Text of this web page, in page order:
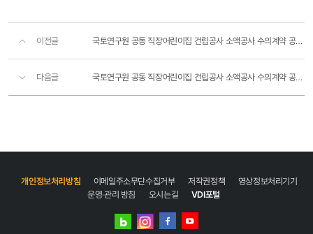
이전글 국토연구원 공동 직장어린이집 건립공사 소액공사 수의계약 공고〔전기〕
다음글 국토연구원 공동 직장어린이집 건립공사 소액공사 수의계약 공고〔소방〕
개인정보처리방침 이메일주소무단수집거부 저작권정책
영상정보처리기기
운영·관리 방침
오시는길 VDI포털
네이버
인스타그램